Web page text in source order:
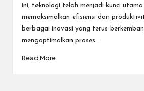
ini, teknologi telah menjadi kunci utama
memaksimalkan efisiensi dan
berbagai inovasi yang terus
mengoptimalkan proses…
Read More